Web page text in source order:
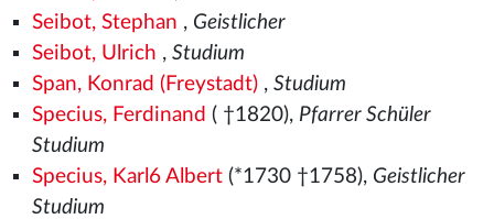
Seibot, Stephan , Geistlicher
Seibot, Ulrich , Studium
Span, Konrad (Freystadt), Studium
Specius, Ferdinand ( †1820), Pfarrer Schüler
Studium
Specius, Karl6 Albert(*1730 †1758), Geistlicher
Studium